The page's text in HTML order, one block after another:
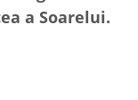
a Soarelui.